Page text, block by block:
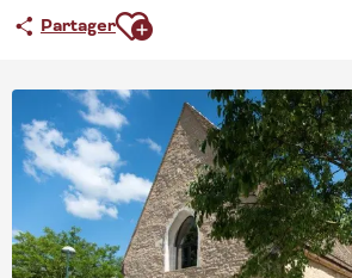
PartagerAjouter aux favoris